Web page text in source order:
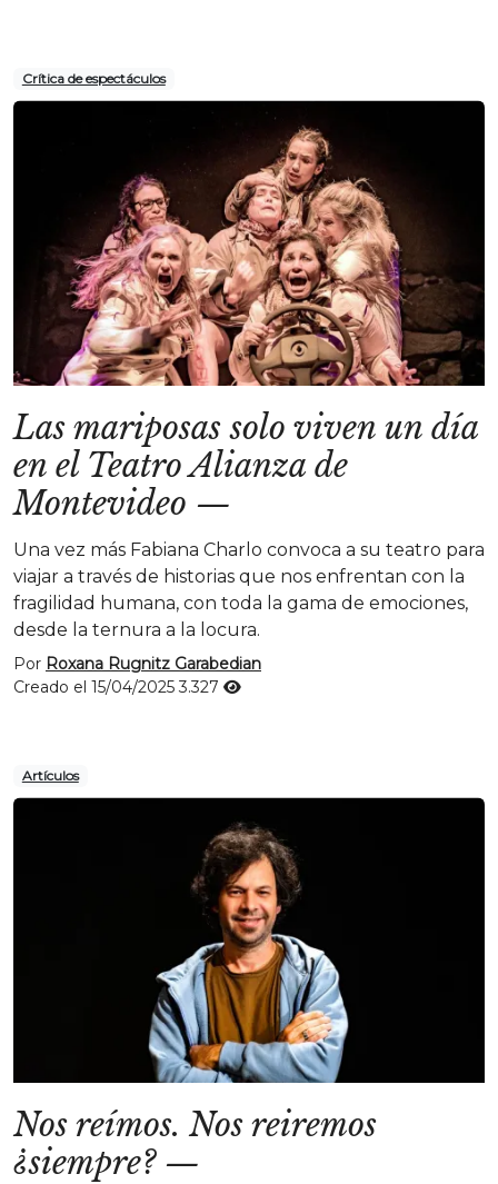
Crítica de espectáculos
Las mariposas solo viven un día
en el Teatro Alianza de
Montevideo —
Una vez más Fabiana Charlo convoca a su teatro para
viajar a través de historias que nos enfrentan con la
fragilidad humana, con toda la gama de emociones,
desde la ternura a la locura.
Por Roxana Rugnitz Garabedian
Creado el 15/04/20253.327
Artículos
Nos reímos. Nos reiremos
¿siempre?—